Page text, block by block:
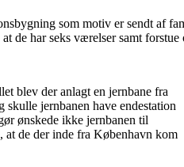
som motiv er sendt af
de har seks værelser samt forstue
blev der anlagt en jernbane fra
jernbanen have endestation
ønskede ikke jernbanen til
at de der inde fra København kom